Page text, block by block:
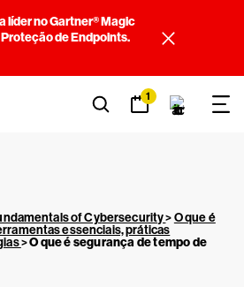
líder no Gartner® Magic
de Endpoints.
1
of Cybersecurity>O que é
essenciais, práticas
>O que é segurança de tempo de